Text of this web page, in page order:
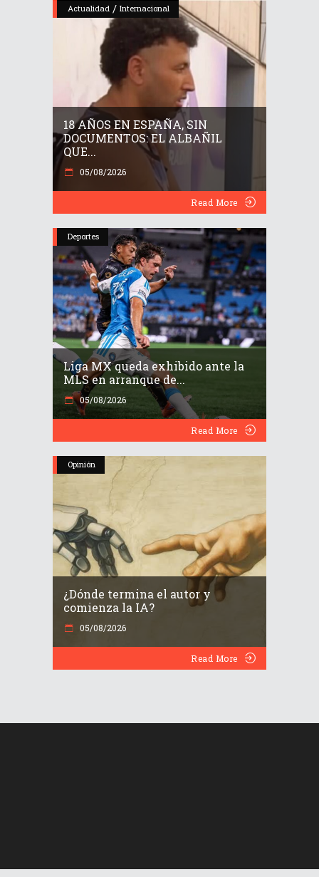
Actualidad / Internacional
18 AÑOS EN ESPAÑA, SIN
DOCUMENTOS: EL ALBAÑIL
QUE...
05/08/2026
Read More
Deportes
Liga MX queda exhibido ante la
MLS en arranque de...
05/08/2026
Read More
Opinión
¿Dónde termina el autor y
comienza la IA?
05/08/2026
Read More